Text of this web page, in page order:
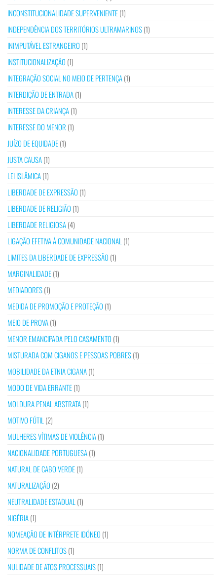
INCONSTITUCIONALIDADE SUPERVENIENTE(1)
INDEPENDÊNCIA DOS TERRITÓRIOS ULTRAMARINOS(1)
INIMPUTÁVEL ESTRANGEIRO (1)
INSTITUCIONALIZAÇÃO (1)
INTEGRAÇÃO SOCIAL NO MEIO DE PERTENÇA(1)
INTERDIÇÃO DE ENTRADA(1)
INTERESSE DA CRIANÇA(1)
INTERESSE DO MENOR (1)
JUÍZO DE EQUIDADE(1)
JUSTA CAUSA(1)
LEI ISLÂMICA(1)
LIBERDADE DE EXPRESSÃO (1)
LIBERDADE DE RELIGIÃO (1)
LIBERDADE RELIGIOSA(4)
LIGAÇÃO EFETIVA À COMUNIDADE NACIONAL (1)
LIMITES DA LIBERDADE DE EXPRESSÃO (1)
MARGINALIDADE(1)
MEDIADORES(1)
MEDIDA DE PROMOÇÃO E PROTEÇÃO (1)
MEIO DE PROVA(1)
MENOR EMANCIPADA PELO CASAMENTO (1)
MISTURADA COM CIGANOS E PESSOAS POBRES(1)
MOBILIDADE DA ETNIA CIGANA(1)
MODO DE VIDA ERRANTE(1)
MOLDURA PENAL ABSTRATA(1)
MOTIVO FÚTIL (2)
MULHERES VÍTIMAS DE VIOLÊNCIA(1)
NACIONALIDADE PORTUGUESA(1)
NATURAL DE CABO VERDE(1)
NATURALIZAÇÃO (2)
NEUTRALIDADE ESTADUAL (1)
NIGÉRIA(1)
NOMEAÇÃO DE INTÉRPRETE IDÓNEO (1)
NORMA DE CONFLITOS(1)
NULIDADE DE ATOS PROCESSUAIS(1)